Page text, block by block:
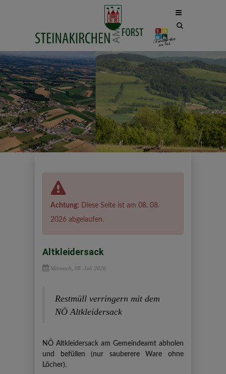
Site
Achtung: Diese Seite ist am 08. 08.
2026 abgelaufen.
Altkleidersack
Mittwoch, 08. Juli 2026
Restmüll verringern mit dem
NÖ Altkleidersack
NÖ Altkleidersack am Gemeindeamt abholen
und befüllen (nur sauberere Ware ohne
Löcher).